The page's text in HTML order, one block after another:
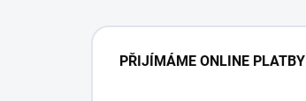
PŘIJÍMÁME ONLINE PLATBY